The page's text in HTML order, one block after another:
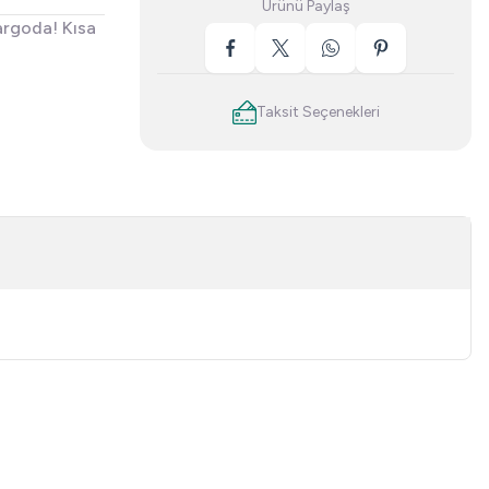
Kısa
Ürünü Paylaş
Taksit Seçenekleri